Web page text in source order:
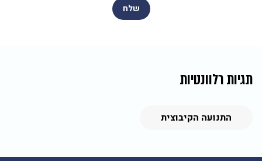
תגיות רלוונטיות
התנועה הקיבוצית